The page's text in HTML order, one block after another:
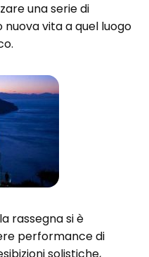
una serie di
vita a quel luogo
rassegna si è
performance di